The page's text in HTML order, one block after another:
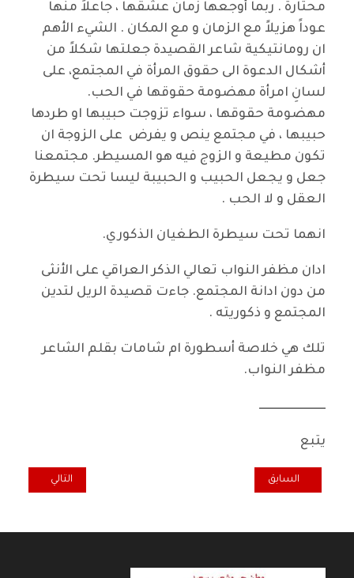
محتارة . ربما أوجعها زمان عشقها ، جاعلاً منها
عوداً هزيلاً مع الزمان و مع المكان . الشيء الأهم
ان رومانتيكية شاعر القصيدة جعلتها شكلاً من
أشكال الدعوة الى حقوق المرأة في المجتمع، على
لسانِ امرأة مهضومة حقوقها في الحب.
مهضومة حقوقها ، سواء تزوجت حبيبها او طردها
حبيبها ، في مجتمع ينص و يفرض على الزوجة ان
تكون مطيعة و الزوج فيه هو المسيطر. مجتمعنا
جعل و يجعل الحبيب و الحبيبة ليسا تحت سيطرة
العقل و لا الحب .
انهما تحت سيطرة الطغيان الذكوري.
ادان مظفر النواب تعالي الذكر العراقي على الأنثى
من دون ادانة المجتمع. جاءت قصيدة الريل لتدين
المجتمع و ذكوريته .
تلك هي خلاصة أسطورة ام شامات بقلم الشاعر
مظفر النواب.
ــــــــــــــــــــــــــــ
يتبع
المقال السابق: أغاني زاهد محمد لثورة تموز
السابق المقال التالي:
التالي